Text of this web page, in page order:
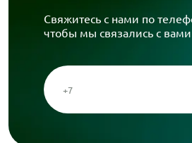
Свяжитесь с нами по
чтобы мы связались с